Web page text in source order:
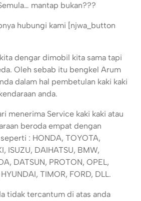
mantap bukan???
hubungi kami [njwa_button
dengar dimobil kita sama tapi
Oleh sebab itu bengkel Arum
dalam hal pembetulan kaki kaki
anda.
menerima Service kaki kaki atau
beroda empat dengan
: HONDA, TOYOTA,
ISUZU, DAIHATSU, BMW,
DATSUN, PROTON, OPEL,
TIMOR, FORD, DLL.
tidak tercantum di atas anda